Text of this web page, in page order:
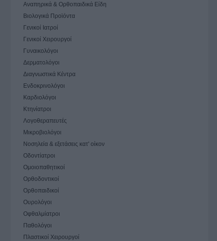
Αναπηρικά & Ορθοπαιδικά Είδη
Βιολογικά Προϊόντα
Γενικοί Ιατροί
Γενικοί Χειρουργοί
Γυναικολόγοι
Δερματολόγοι
Διαγνωστικά Κέντρα
Ενδοκρινολόγοι
Καρδιολόγοι
Κτηνίατροι
Λογοθεραπευτές
Μικροβιολόγοι
Νοσηλεία & εξετάσεις κατ' οίκον
Οδοντίατροι
Ομοιοπαθητικοί
Ορθοδοντικοί
Ορθοπαιδικοί
Ουρολόγοι
Οφθαλμίατροι
Παθολόγοι
Πλαστικοί Χειρουργοί